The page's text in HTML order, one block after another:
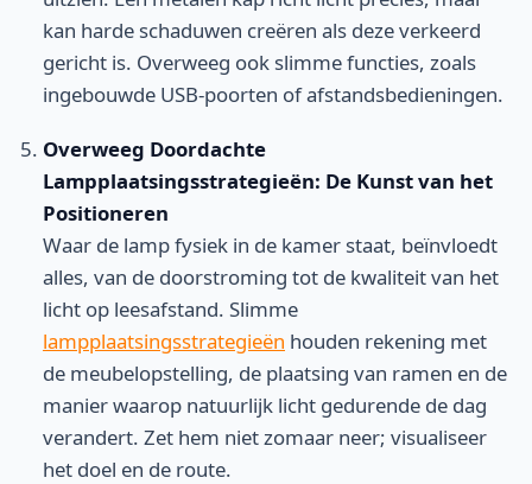
kan harde schaduwen creëren als deze verkeerd
gericht is. Overweeg ook slimme functies, zoals
ingebouwde USB-poorten of afstandsbedieningen.
Overweeg Doordachte
Lampplaatsingsstrategieën: De Kunst van het
Positioneren
Waar de lamp fysiek in de kamer staat, beïnvloedt
alles, van de doorstroming tot de kwaliteit van het
licht op leesafstand. Slimme
lampplaatsingsstrategieën houden rekening met
de meubelopstelling, de plaatsing van ramen en de
manier waarop natuurlijk licht gedurende de dag
verandert. Zet hem niet zomaar neer; visualiseer
het doel en de route.